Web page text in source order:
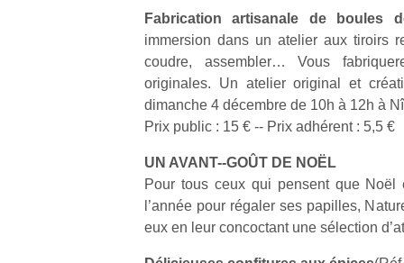
Fabrication artisanale de boules
immersion dans un atelier aux tiroirs
coudre, assembler… Vous
originales. Un atelier original et
dimanche 4 décembre de 10h à 12h à
Prix public : 15 € -­‐ Prix adhérent : 5,5 €
UN AVANT-­‐GOÛT DE NOËL
Pour tous ceux qui pensent que
l’année pour régaler ses papilles,
eux en leur concoctant une sélection
NextGen,
une
nouvelle
trottinette
mécanique
enfants
débordent
souvent
Durant les
estivales
et avec le
retour des
bout du
Après trois
confinements
des
couvre-
feux à des
A
du